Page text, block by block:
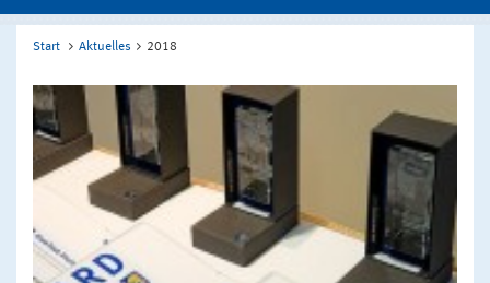
Start Aktuelles 2018